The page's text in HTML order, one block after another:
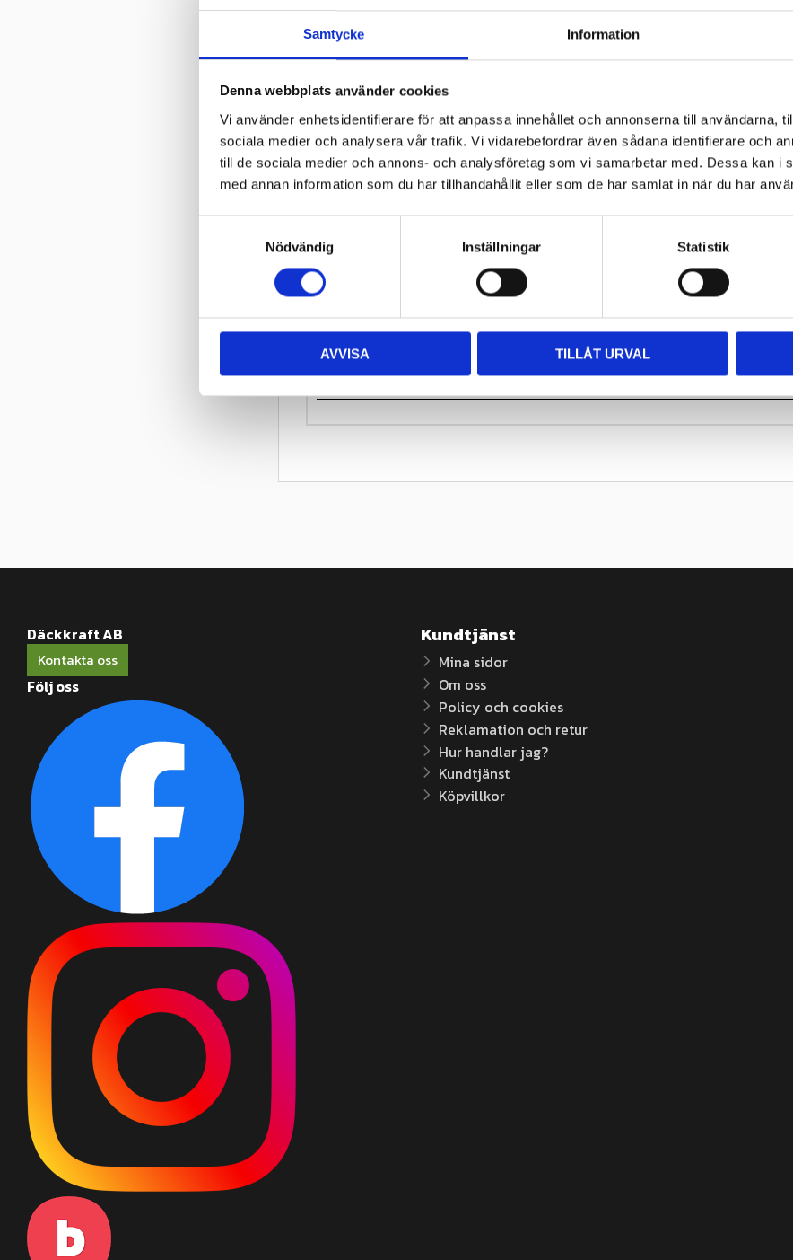
Samtycke Information
Denna webbplats använder cookies
Vi använder enhetsidentifierare för att anpassa innehållet och annonserna till användarna,
sociala medier och analysera vår trafik. Vi vidarebefordrar även sådana identifierare och
till de sociala medier och annons- och analysföretag som vi samarbetar med. Dessa kan i
med annan information som du har tillhandahållit eller som de har samlat in när du har
s
Nödvändig Inställningar Statistik
AVVISA TILLÅT URVAL
Nästa inkommande leveransdatum
Miljöavgift
Fabrikat
Nettovikt kg
Fälgstorlek
Däckkraft AB
Kontakta oss
Följ oss
Kundtjänst
Mina sidor
Om oss
Policy och cookies
Reklamation och retur
Hur handlar jag?
Kundtjänst
Köpvillkor